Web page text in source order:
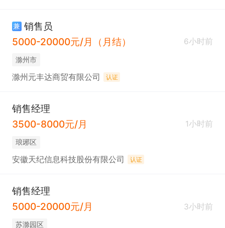
兼 销售员
5000-20000元/月（月结）
6小时前
滁州市
滁州元丰达商贸有限公司 认证
销售经理
3500-8000元/月
1小时前
琅琊区
安徽天纪信息科技股份有限公司 认证
销售经理
5000-20000元/月
3小时前
苏滁园区